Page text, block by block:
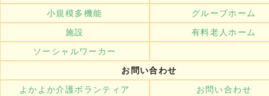
小規模多機能
グループホーム
施設
有料老人ホーム
ソーシャルワーカー
お問い合わせ
よかよか介護ボランティア
お問い合わせ